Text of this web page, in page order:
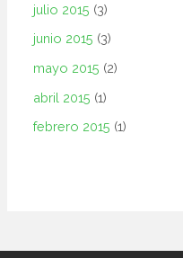
julio 2015 (3)
junio 2015 (3)
mayo 2015 (2)
abril 2015 (1)
febrero 2015 (1)